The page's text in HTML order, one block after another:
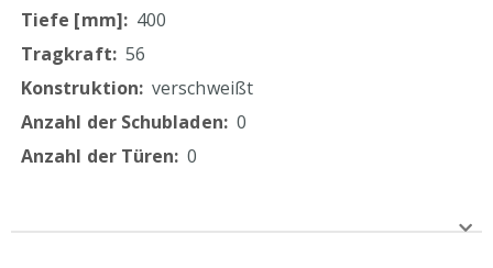
400
56
verschweißt
0
0